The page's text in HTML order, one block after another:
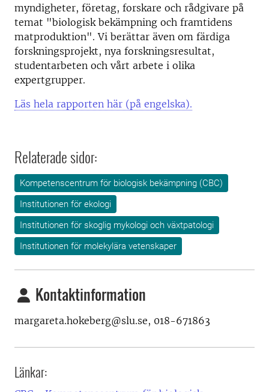
myndigheter, företag, forskare och rådgivare på
temat "biologisk bekämpning och framtidens
matproduktion". Vi berättar även om färdiga
forskningsprojekt, nya forskningsresultat,
studentarbeten och vårt arbete i olika
expertgrupper.
Läs hela rapporten här (på engelska).
Relaterade sidor:
Kompetenscentrum för biologisk bekämpning (CBC)
Institutionen för ekologi
Institutionen för skoglig mykologi och växtpatologi
Institutionen för molekylära vetenskaper
Kontaktinformation
margareta.hokeberg@slu.se, 018-671863
Länkar: